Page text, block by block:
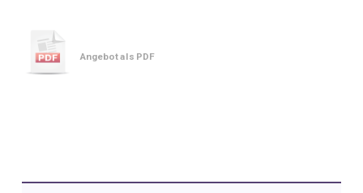
Angebot als PDF